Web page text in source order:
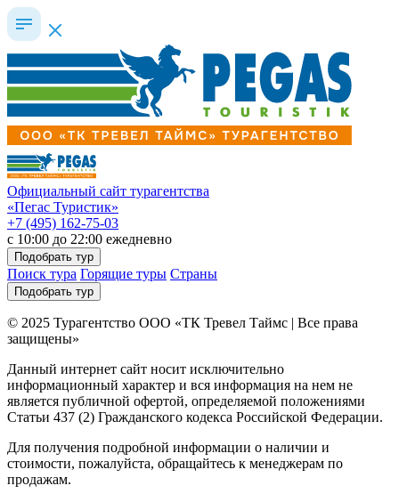
Официальный сайт турагентства
«Пегас Туристик»
+7 (495) 162-75-03
c 10:00 до 22:00 ежедневно
Подобрать тур
Поиск тура Горящие туры Страны
Подобрать тур
© 2025 Турагентство ООО «ТК Тревел Таймс | Все права
защищены»
Данный интернет сайт носит исключительно
информационный характер и вся информация на нем не
является публичной офертой, определяемой положениями
Статьи 437 (2) Гражданского кодекса Российской Федерации.
Для получения подробной информации о наличии и
стоимости, пожалуйста, обращайтесь к менеджерам по
продажам.